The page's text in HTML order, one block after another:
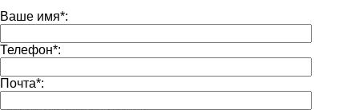
Ваше имя*:
Телефон*:
Почта*: